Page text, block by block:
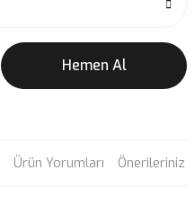
Hemen Al
Ürün Yorumları Önerileriniz